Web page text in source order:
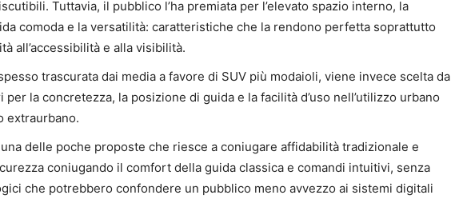
Tuttavia, il pubblico l’ha premiata per l’elevato spazio interno, la
comoda e la versatilità: caratteristiche che la rendono perfetta soprattutto
all’accessibilità e alla visibilità.
trascurata dai media a favore di SUV più modaioli, viene invece scelta da
la concretezza, la posizione di guida e la facilità d’uso nell’utilizzo urbano
extraurbano.
delle poche proposte che riesce a coniugare affidabilità tradizionale e
coniugando il comfort della guida classica e comandi intuitivi, senza
che potrebbero confondere un pubblico meno avvezzo ai sistemi digitali